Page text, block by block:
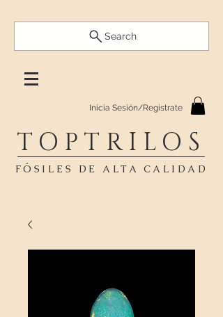
Search
Inicia Sesión/Regístrate
TOPTRILOS
FÓSILES DE ALTA CALIDAD